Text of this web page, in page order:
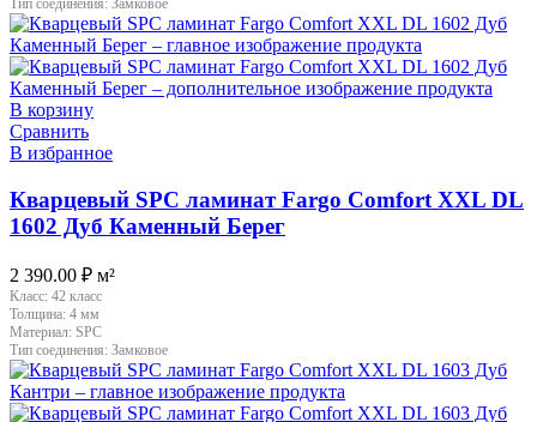
Тип соединения: Замковое
В корзину
Сравнить
В избранное
Кварцевый SPC ламинат Fargo Comfort XXL DL
1602 Дуб Каменный Берег
2 390.00 ₽ м²
Класс: 42 класс
Толщина: 4 мм
Материал: SPC
Тип соединения: Замковое